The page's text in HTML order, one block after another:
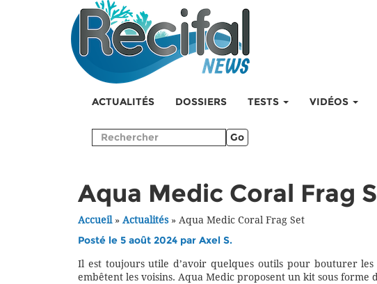
ACTUALITÉS DOSSIERS TESTS VIDÉOS
Go
Aqua Medic Coral Frag
Accueil» Actualités» Aqua Medic Coral Frag Set
Posté le 5 août 2024 par Axel S.
Il est toujours utile d’avoir quelques outils pour bouturer
embêtent les voisins. Aqua Medic proposent un kit sous forme